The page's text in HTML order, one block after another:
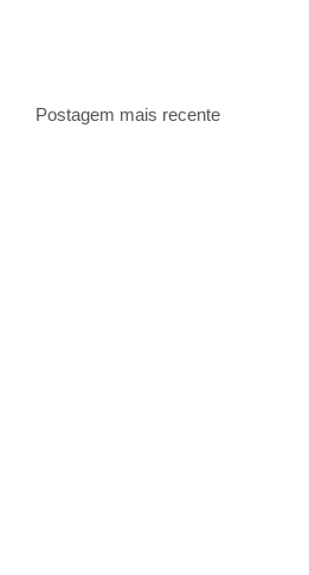
Postagem mais recente